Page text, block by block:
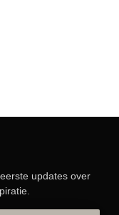
updates over